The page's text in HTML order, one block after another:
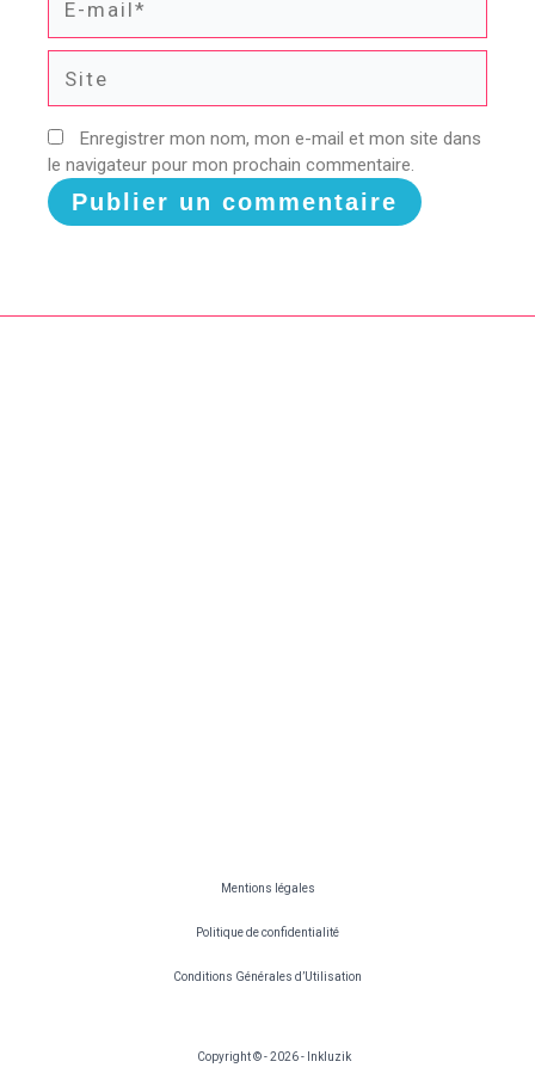
mail*
Enregistrer mon nom, mon e-mail et mon site dans
le navigateur pour mon prochain commentaire.
Mentions légales
Politique de confidentialité
Conditions Générales d’Utilisation
Copyright © - 2026 - Inkluzik